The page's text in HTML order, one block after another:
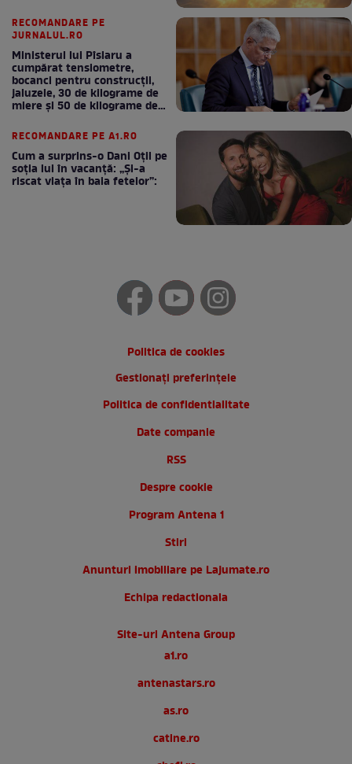
RECOMANDARE PE
JURNALUL.RO
Ministerul lui Pîslaru a
cumpărat tensiometre,
bocanci pentru construcții,
jaluzele, 30 de kilograme de
miere și 50 de kilograme de
RECOMANDARE PE A1.RO
Cum a surprins-o Dani Oțil pe
soția lui în vacanță: „Și-a
riscat viața în baia fetelor”:
Politica de cookies
Gestionați preferințele
Politica de confidentialitate
Date companie
RSS
Despre cookie
Program Antena 1
Stiri
Anunturi imobiliare pe Lajumate.ro
Echipa redactionala
Site-uri Antena Group
a1.ro
antenastars.ro
as.ro
catine.ro